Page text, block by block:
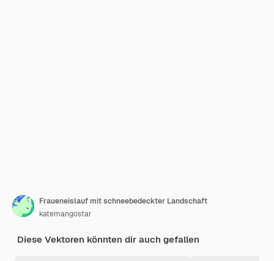
Fraueneislauf mit schneebedeckter Landschaft
katemangostar
Diese Vektoren könnten dir auch gefallen